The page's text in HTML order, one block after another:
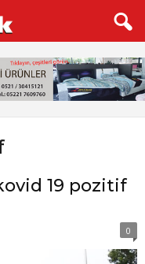
19 pozitif
0